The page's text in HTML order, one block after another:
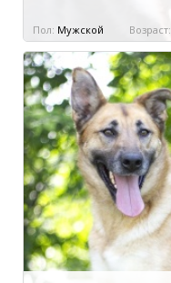
Пол: Мужской Возраст: